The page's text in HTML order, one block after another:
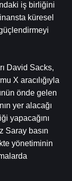
iş birliğini
küresel
David Sacks,
X aracılığıyla
önde gelen
yer alacağı
yapacağını
Saray basın
yönetiminin